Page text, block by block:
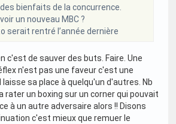
bienfaits de la concurrence.
un nouveau MBC ?
serait rentré l’année dernière
c'est de sauver des buts. Faire. Une
n'est pas une faveur c'est une
sa place à quelqu'un d'autres. Nb
rater un boxing sur un corner qui pouvait
à un autre adversaire alors !! Disons
c'est mieux que remuer le